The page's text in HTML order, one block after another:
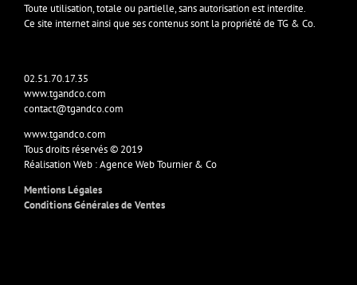
Toute utilisation, totale ou partielle, sans autorisation est interdite.
Ce site internet ainsi que ses contenus sont la propriété de TG & Co.
02.51.70.17.35
www.tgandco.com
contact@tgandco.com
www.tgandco.com
Tous droits réservés © 2019
Réalisation Web : Agence Web Tournier & Co
Mentions Légales
Conditions Générales de Ventes